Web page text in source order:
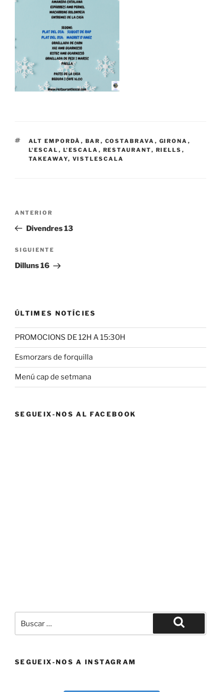
ETIQUETAS
ALT EMPORDÀ , BAR , COSTABRAVA , GIRONA ,
L'ESCAL , L'ESCALA , RESTAURANT, RIELLS ,
TAKEAWAY, VISTLESCALA
Navegación
entradas
Entrada
anterior:
ANTERIOR
Divendres 13
Siguiente
entrada
SIGUIENTE
Dilluns 16
ÚLTIMES NOTÍCIES
PROMOCIONS DE 12H A 15:30H
Esmorzars de forquilla
Menú cap de setmana
SEGUEIX-NOS AL FACEBOOK
por:
Buscar
SEGUEIX-NOS A INSTAGRAM